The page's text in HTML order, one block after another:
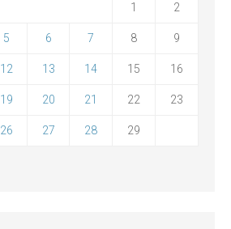
1 2
5 6 7 8 9
12 13 14 15 16
19 20 21 22 23
26 27 28 29